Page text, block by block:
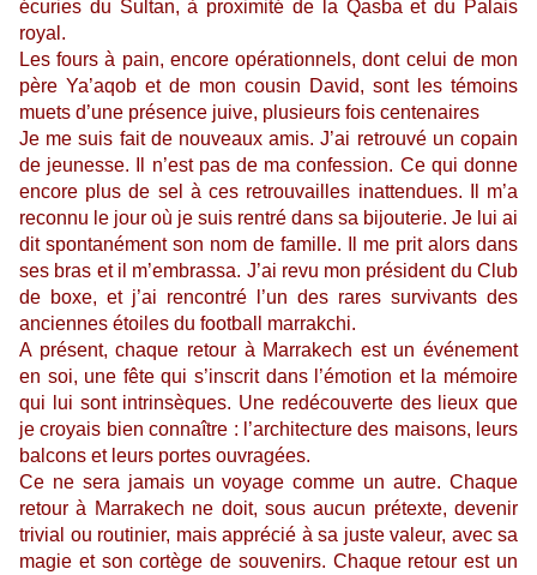
écuries du Sultan, à proximité de la Qasba et du Palais
royal.
Les fours à pain, encore opérationnels, dont celui de mon
père Ya’aqob et de mon cousin David, sont les témoins
muets d’une présence juive, plusieurs fois centenaires
Je me suis fait de nouveaux amis. J’ai retrouvé un copain
de jeunesse. Il n’est pas de ma confession. Ce qui donne
encore plus de sel à ces retrouvailles inattendues. Il m’a
reconnu le jour où je suis rentré dans sa bijouterie. Je lui ai
dit spontanément son nom de famille. Il me prit alors dans
ses bras et il m’embrassa. J’ai revu mon président du Club
de boxe, et j’ai rencontré l’un des rares survivants des
anciennes étoiles du football marrakchi.
A présent, chaque retour à Marrakech est un événement
en soi, une fête qui s’inscrit dans l’émotion et la mémoire
qui lui sont intrinsèques. Une redécouverte des lieux que
je croyais bien connaître : l’architecture des maisons, leurs
balcons et leurs portes ouvragées.
Ce ne sera jamais un voyage comme un autre. Chaque
retour à Marrakech ne doit, sous aucun prétexte, devenir
trivial ou routinier, mais apprécié à sa juste valeur, avec sa
magie et son cortège de souvenirs. Chaque retour est un